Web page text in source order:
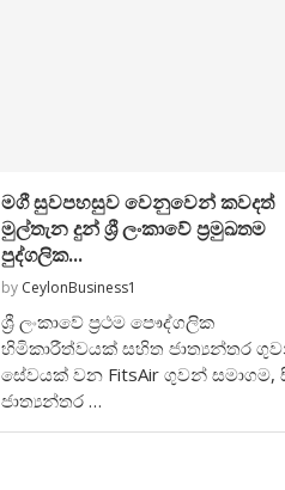
මගී සුවපහසුව වෙනුවෙන් කවදත්
මුල්තැන දුන් ශ්‍රී ලංකාවේ ප්‍රමුඛතම
පුද්ගලික...
by CeylonBusiness1
ශ්‍රී ලංකාවේ ප්‍රථම පෞද්ගලික
හිමිකාරීත්වයක් සහිත ජාත්‍යන්තර
සේවයක් වන FitsAir ගුවන් සමාගම,
ජාත්‍යන්තර …